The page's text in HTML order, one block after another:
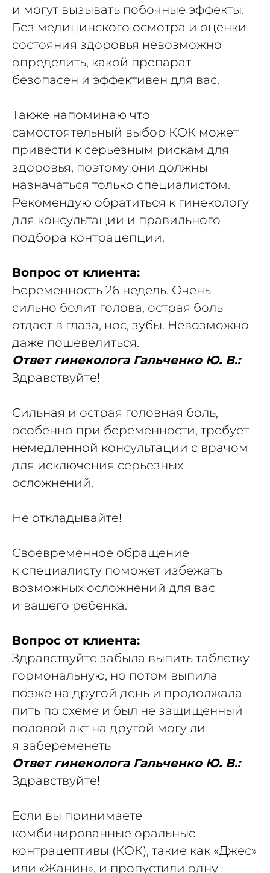
и могут вызывать побочные эффекты.
Без медицинского осмотра и оценки
состояния здоровья невозможно
определить, какой препарат
безопасен и эффективен для вас.
Также напоминаю что
самостоятельный выбор КОК может
привести к серьезным рискам для
здоровья, поэтому они должны
назначаться только специалистом.
Рекомендую обратиться к гинекологу
для консультации и правильного
подбора контрацепции.
Вопрос от клиента:
Беременность 26 недель. Очень
сильно болит голова, острая боль
отдает в глаза, нос, зубы. Невозможно
даже пошевелиться.
Ответ гинеколога Гальченко Ю. В.:
Здравствуйте!
Сильная и острая головная боль,
особенно при беременности, требует
немедленной консультации с врачом
для исключения серьезных
осложнений.
Не откладывайте!
Своевременное обращение
к специалисту поможет избежать
возможных осложнений для вас
и вашего ребенка.
Вопрос от клиента:
Здравствуйте забыла выпить таблетку
гормональную, но потом выпила
позже на другой день и продолжала
пить по схеме и был не защищенный
половой акт на другой могу ли
я забеременеть
Ответ гинеколога Гальченко Ю. В.:
Здравствуйте!
Если вы принимаете
комбинированные оральные
контрацептивы (КОК), такие как «Джес»
или «Жанин», и пропустили одну